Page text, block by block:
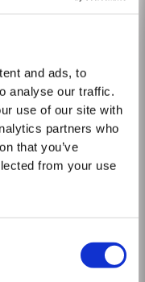
and ads, to
analyse our traffic.
use of our site with
partners who
that you’ve
from your use
durante toda la
Taylor’s es la que
de vinos de Oporto
Harvest. Estos vinos